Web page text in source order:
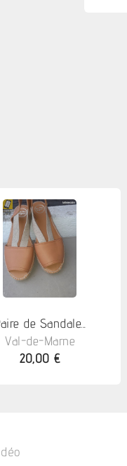
de Sandale...
Val-de-Marne
20,00 €